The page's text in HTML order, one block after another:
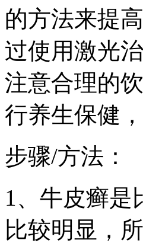
的方法来提
过使用激光
注意合理的
行养生保健
步骤/方法：
1、牛皮癣是
比较明显，